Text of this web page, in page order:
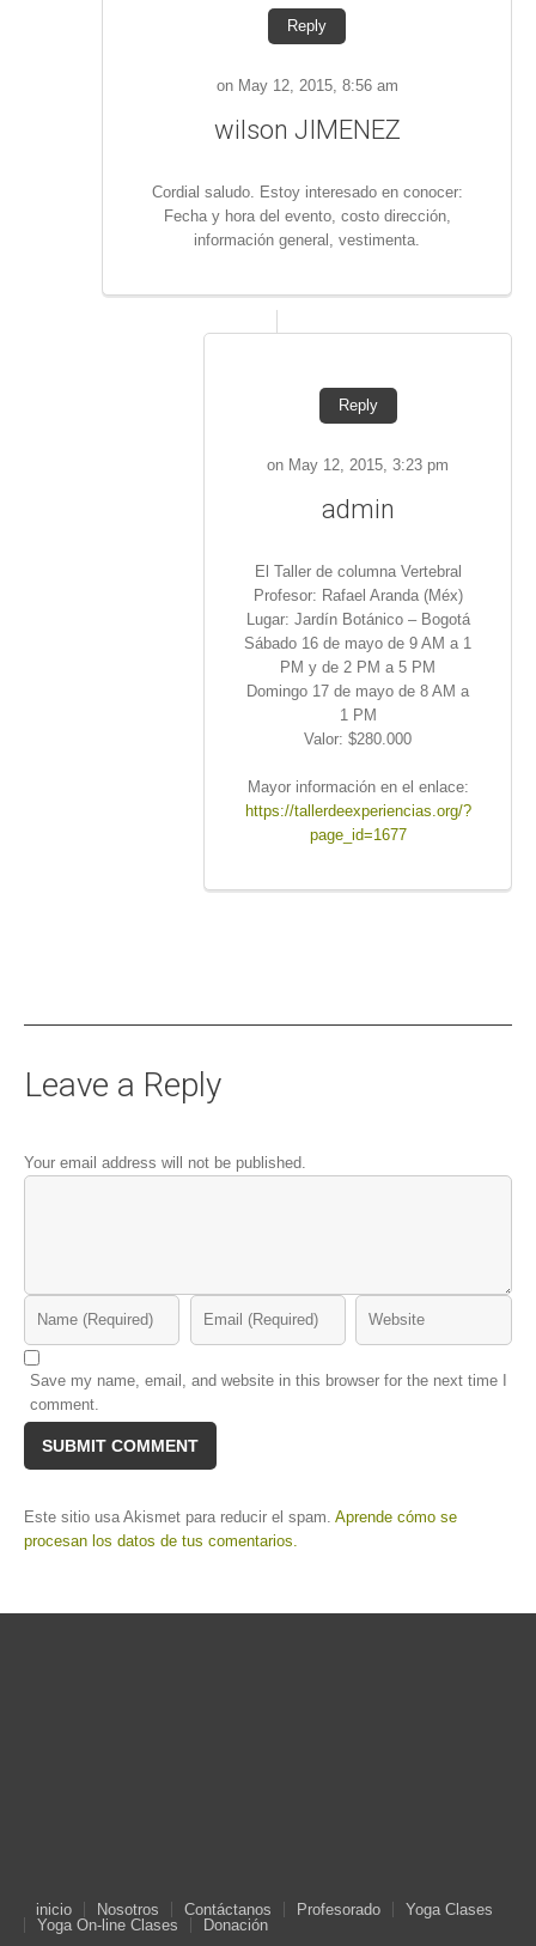
Reply
on May 12, 2015, 8:56 am
wilson JIMENEZ
Cordial saludo. Estoy interesado en conocer:
Fecha y hora del evento, costo dirección,
información general, vestimenta.
Reply
on May 12, 2015, 3:23 pm
admin
El Taller de columna Vertebral
Profesor: Rafael Aranda (Méx)
Lugar: Jardín Botánico – Bogotá
Sábado 16 de mayo de 9 AM a 1
PM y de 2 PM a 5 PM
Domingo 17 de mayo de 8 AM a
1 PM
Valor: $280.000
Mayor información en el enlace:
https://tallerdeexperiencias.org/?
page_id=1677
Leave a Reply
Your email address will not be published.
Save my name, email, and website in this browser for the next time I
comment.
Este sitio usa Akismet para reducir el spam. Aprende cómo se
procesan los datos de tus comentarios.
inicio Nosotros Contáctanos Profesorado
Yoga Clases
Yoga On-line Clases
Donación